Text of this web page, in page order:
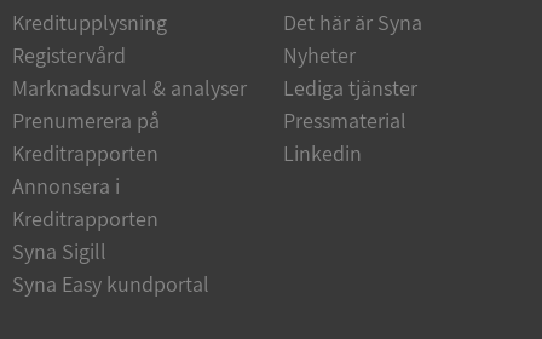
Kreditupplysning
Registervård
Marknadsurval & analyser
Prenumerera på
Kreditrapporten
Annonsera i
Kreditrapporten
Syna Sigill
Syna Easy kundportal
Det här är Syna
Nyheter
Lediga tjänster
Pressmaterial
Linkedin
Strikt nödvändigt Prestanda
Oklassificerade
Strikt nödvändiga kakor tillåter
kärnwebbplatsfunktioner som användarinloggning
och kontohantering. Webbplatsen kan inte
användas ordentligt utan strikt nödvändiga cookies.
Namn